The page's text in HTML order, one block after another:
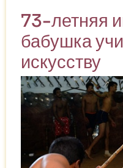
ЮНЕСКО
73-летняя
бабушка
искусству